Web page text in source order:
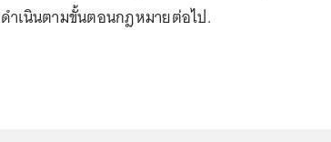
ดำเนินตามขั้นตอนกฎหมายต่อไป.